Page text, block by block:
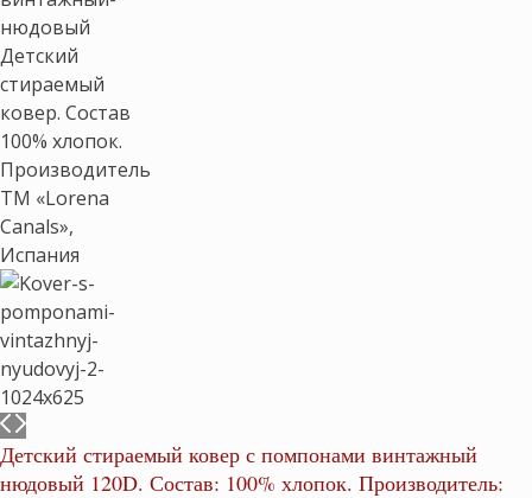
Детский стираемый ковер с помпонами винтажный
нюдовый 120D. Состав: 100% хлопок. Производитель: